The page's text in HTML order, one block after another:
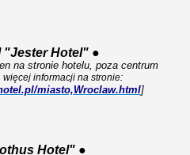
"Jester Hotel" ●
na stronie hotelu, poza centrum
więcej informacji na stronie:
miasto,Wroclaw.html]
Hotel" ●